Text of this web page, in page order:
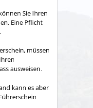
Sie Ihren
Eine Pflicht
müssen
ausweisen.
kann es aber